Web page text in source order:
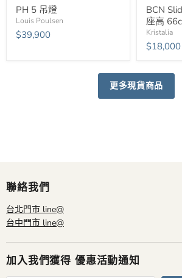
PH 5 吊燈
Louis Poulsen
$39,900
BCN
座高
Kristalia
$18,000
更多現貨商品
聯絡我們
台北門市 line@
台中門市 line@
加入我們獲得 優惠活動通知